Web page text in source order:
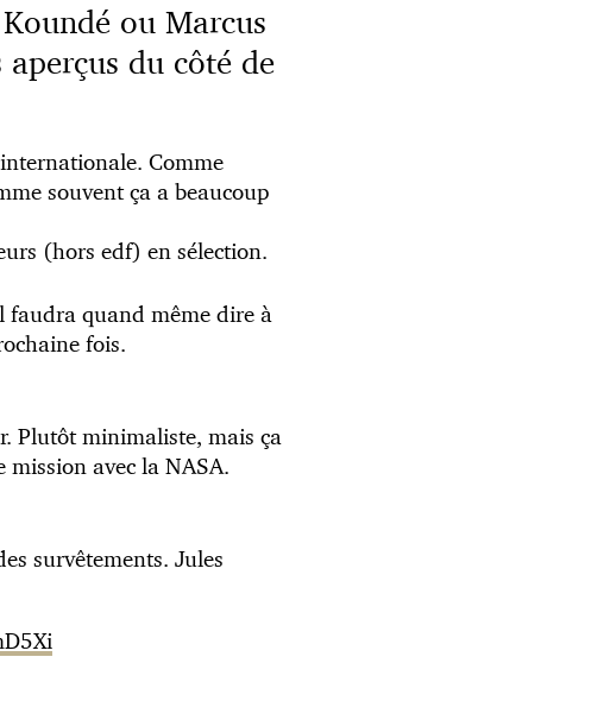
ou Marcus
du côté de
Comme
souvent ça a beaucoup
(hors edf) en sélection.
faudra quand même dire à
fois.
Plutôt minimaliste, mais ça
mission avec la NASA.
survêtements. Jules